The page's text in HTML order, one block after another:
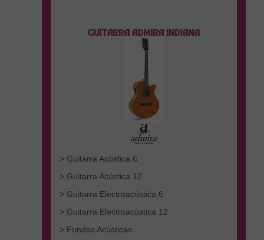
> Guitarra Acústica 6
> Guitarra Acústica 12
> Guitarra Electroacústica 6
> Guitarra Electroacústica 12
> Fundas Acústicas